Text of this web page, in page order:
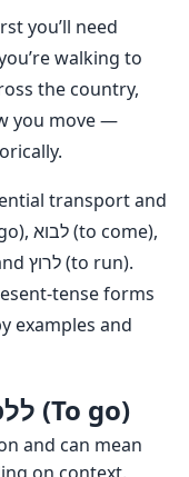
you’ll need
walking to
the country,
you move —
transport and
לחזור (to return), לנסוע (to travel), and לרוץ (to run).
tense forms
examples and
1. To go in Hebrew- ללכת (To go)
and can mean